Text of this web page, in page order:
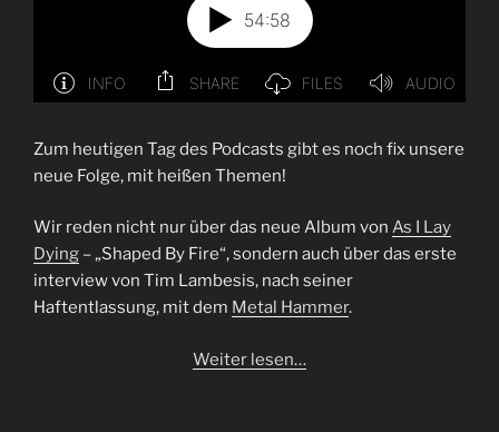
Zum heutigen Tag des Podcasts gibt es noch fix unsere
neue Folge, mit heißen Themen!
Wir reden nicht nur über das neue Album von As I Lay
Dying – „Shaped By Fire“, sondern auch über das erste
interview von Tim Lambesis, nach seiner
Haftentlassung, mit dem Metal Hammer.
Weiter lesen…